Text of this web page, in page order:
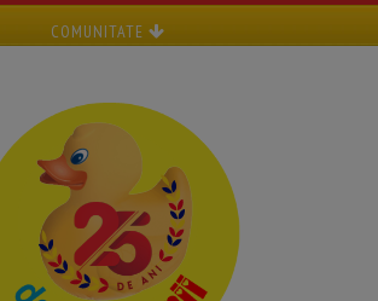
COMUNITATE